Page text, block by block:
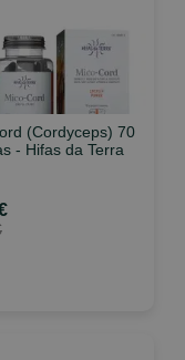
(Cordyceps) 70
- Hifas da Terra